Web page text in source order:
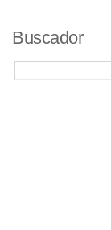
Buscador